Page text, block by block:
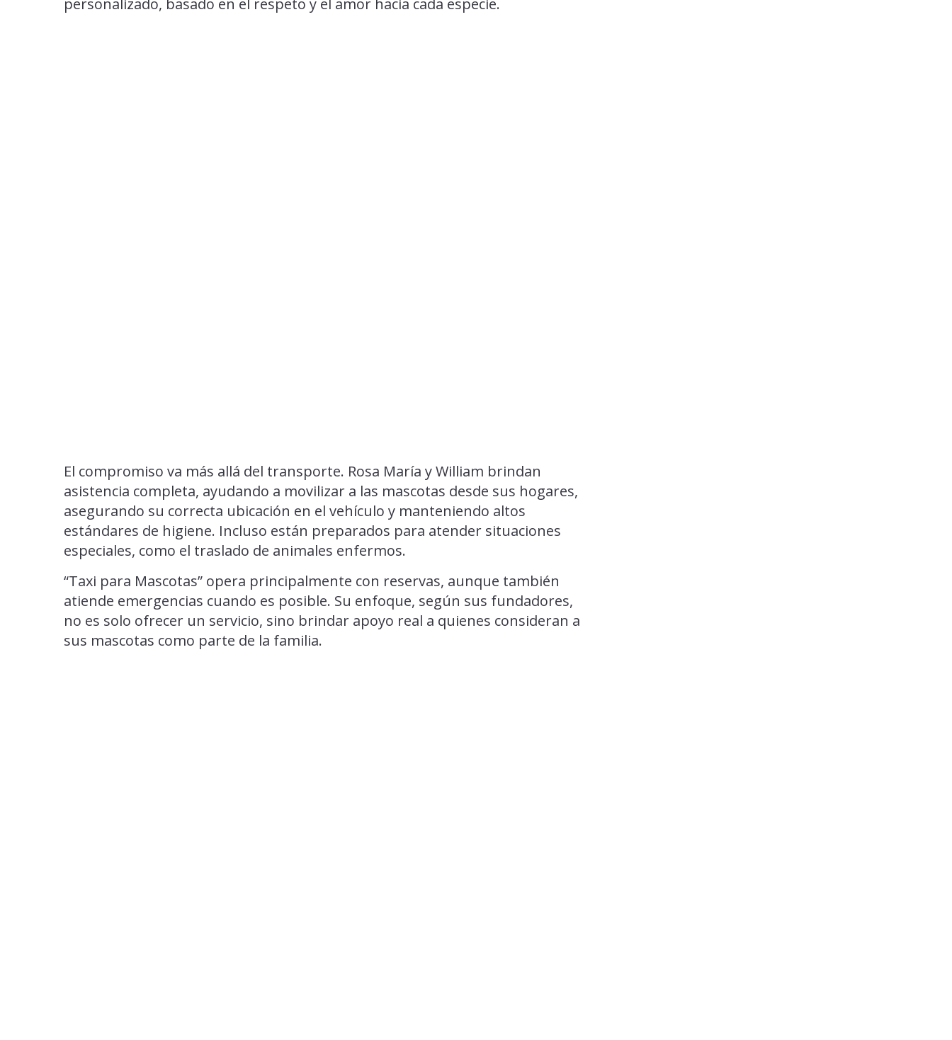
personalizado, basado en el respeto y el amor hacia cada especie.
El compromiso va más allá del transporte. Rosa María y William brindan
asistencia completa, ayudando a movilizar a las mascotas desde sus hogares,
asegurando su correcta ubicación en el vehículo y manteniendo altos
estándares de higiene. Incluso están preparados para atender situaciones
especiales, como el traslado de animales enfermos.
“Taxi para Mascotas” opera principalmente con reservas, aunque también
atiende emergencias cuando es posible. Su enfoque, según sus fundadores,
no es solo ofrecer un servicio, sino brindar apoyo real a quienes consideran a
sus mascotas como parte de la familia.